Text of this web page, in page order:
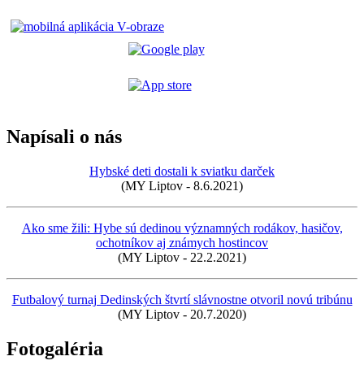
Napísali o nás
Hybské deti dostali k sviatku darček
(MY Liptov - 8.6.2021)
Ako sme žili: Hybe sú dedinou významných rodákov, hasičov,
ochotníkov aj známych hostincov
(MY Liptov - 22.2.2021)
Futbalový turnaj Dedinských štvrtí slávnostne otvoril novú tribúnu
(MY Liptov - 20.7.2020)
Fotogaléria